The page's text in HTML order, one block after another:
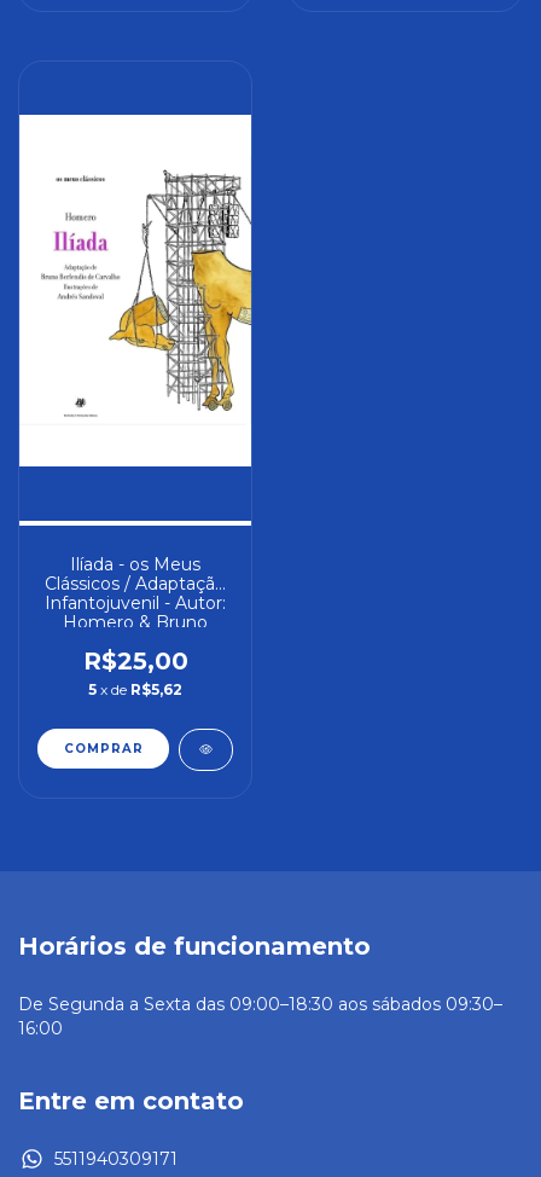
Ilíada - os Meus
Clássicos / Adaptação
Infantojuvenil - Autor:
Homero & Bruno
(adaptação) (2002)
[usado]
R$25,00
5 x de R$5,62
Horários de funcionamento
De Segunda a Sexta das 09:00–18:30 aos sábados 09:30–
16:00
Entre em contato
5511940309171